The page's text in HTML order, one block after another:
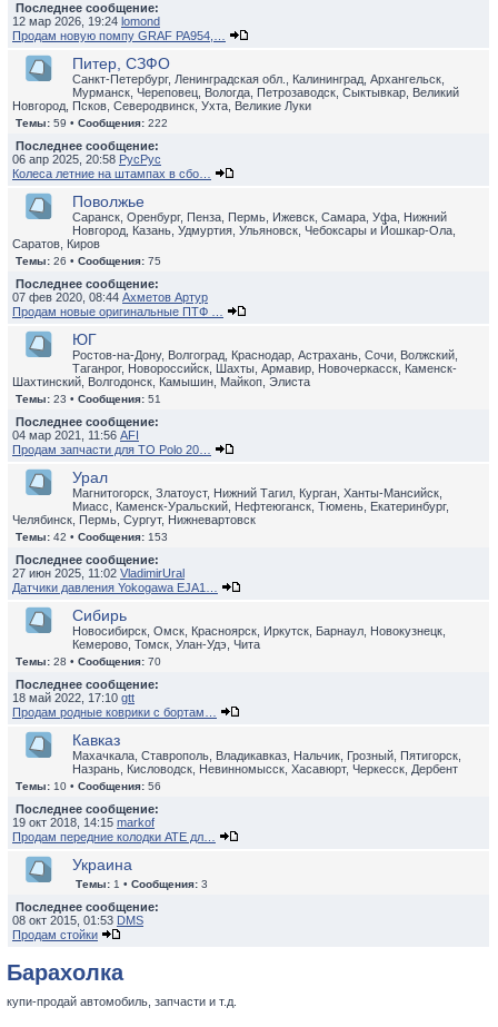
Последнее сообщение:
12 мар 2026, 19:24 lomond
Продам новую помпу GRAF PA954,…
Питер, СЗФО
Санкт-Петербург, Ленинградская обл., Калининград, Архангельск,
Мурманск, Череповец, Вологда, Петрозаводск, Сыктывкар, Великий
Новгород, Псков, Северодвинск, Ухта, Великие Луки
Темы: 59 • Сообщения: 222
Последнее сообщение:
06 апр 2025, 20:58 РусРус
Колеса летние на штампах в сбо…
Поволжье
Саранск, Оренбург, Пенза, Пермь, Ижевск, Самара, Уфа, Нижний
Новгород, Казань, Удмуртия, Ульяновск, Чебоксары и Йошкар-Ола,
Саратов, Киров
Темы: 26 • Сообщения: 75
Последнее сообщение:
07 фев 2020, 08:44 Ахметов Артур
Продам новые оригинальные ПТФ …
ЮГ
Ростов-на-Дону, Волгоград, Краснодар, Астрахань, Сочи, Волжский,
Таганрог, Новороссийск, Шахты, Армавир, Новочеркасск, Каменск-
Шахтинский, Волгодонск, Камышин, Майкоп, Элиста
Темы: 23 • Сообщения: 51
Последнее сообщение:
04 мар 2021, 11:56 AFI
Продам запчасти для ТО Polo 20…
Урал
Магнитогорск, Златоуст, Нижний Тагил, Курган, Ханты-Мансийск,
Миасс, Каменск-Уральский, Нефтеюганск, Тюмень, Екатеринбург,
Челябинск, Пермь, Сургут, Нижневартовск
Темы: 42 • Сообщения: 153
Последнее сообщение:
27 июн 2025, 11:02 VladimirUral
Датчики давления Yokogawa EJA1…
Сибирь
Новосибирск, Омск, Красноярск, Иркутск, Барнаул, Новокузнецк,
Кемерово, Томск, Улан-Удэ, Чита
Темы: 28 • Сообщения: 70
Последнее сообщение:
18 май 2022, 17:10 gtt
Продам родные коврики с бортам…
Кавказ
Махачкала, Ставрополь, Владикавказ, Нальчик, Грозный, Пятигорск,
Назрань, Кисловодск, Невинномысск, Хасавюрт, Черкесск, Дербент
Темы: 10 • Сообщения: 56
Последнее сообщение:
19 окт 2018, 14:15 markof
Продам передние колодки ATE дл…
Украина
Темы: 1 • Сообщения: 3
Последнее сообщение:
08 окт 2015, 01:53 DMS
Продам стойки
Барахолка
купи-продай автомобиль, запчасти и т.д.